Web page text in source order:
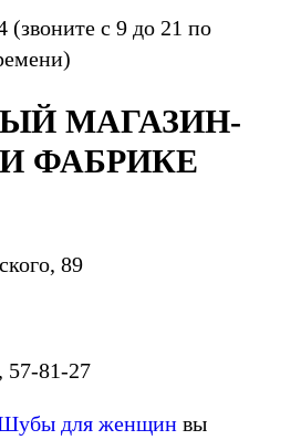
(звоните с 9 до 21 по
МАГАЗИН-
ФАБРИКЕ
89
57-81-27
для женщин вы